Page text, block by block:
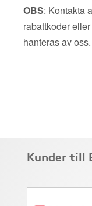
OBS: Kontakta
rabattkoder
hanteras av
Kunder till